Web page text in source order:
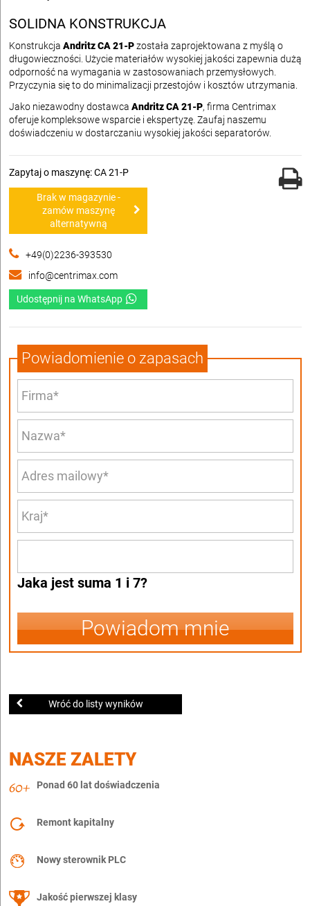
SOLIDNA KONSTRUKCJA
Konstrukcja Andritz CA 21-Pzostała zaprojektowana z myślą o
długowieczności. Użycie materiałów wysokiej jakości zapewnia dużą
odporność na wymagania w zastosowaniach przemysłowych.
Przyczynia się to do minimalizacji przestojów i kosztów utrzymania.
Jako niezawodny dostawca Andritz CA 21-P, firma Centrimax
oferuje kompleksowe wsparcie i ekspertyzę. Zaufaj naszemu
doświadczeniu w dostarczaniu wysokiej jakości separatorów.
Zapytaj o maszynę: CA 21-P
Brak w magazynie -
zamów maszynę
alternatywną
+49(0)2236-393530
info@centrimax.com
Udostępnij na WhatsApp
Powiadomienie o zapasach
Jaka jest suma 1 i 7?
Powiadom mnie
Wróć do listy wyników
NASZE ZALETY
Ponad 60 lat doświadczenia
Remont kapitalny
Nowy sterownik PLC
Jakość pierwszej klasy